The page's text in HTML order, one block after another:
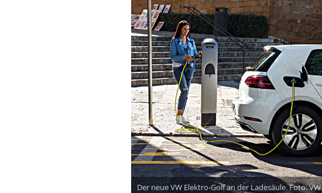
Der neue VW Elektro-Golf an der Ladesäule. Foto: VW